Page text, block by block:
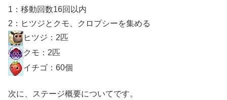
1：移動回数16回以内
2：ヒツジとクモ、クロプシーを集める
ヒツジ：2匹
クモ：2匹
イチゴ：60個
次に、ステージ概要についてです。